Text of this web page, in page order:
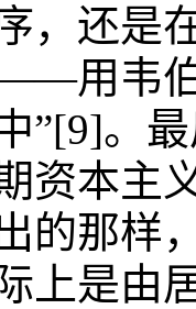
，还是
用韦
”[9]。
资本主
的那样
上是由